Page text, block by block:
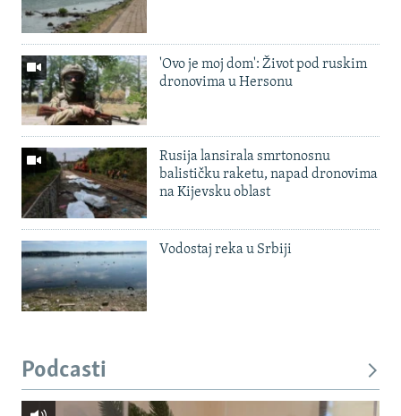
'Ovo je moj dom': Život pod ruskim
dronovima u Hersonu
Rusija lansirala smrtonosnu
balističku raketu, napad dronovima
na Kijevsku oblast
Vodostaj reka u Srbiji
Podcasti